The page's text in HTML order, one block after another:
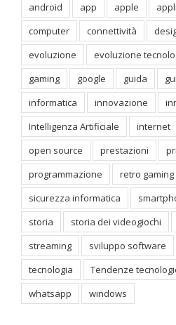
android app apple
computer
connettività
evoluzione
evoluzione
gaming
google guida
informatica
innovazione
Intelligenza Artificiale
internet
open source
prestazioni
programmazione
retro gaming
sicurezza informatica
storia
storia dei videogiochi
streaming
sviluppo software
tecnologia
Tendenze
whatsapp
windows